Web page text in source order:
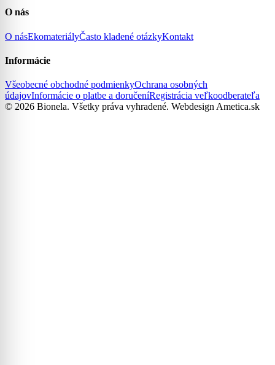
O nás
O násEkomateriályČasto kladené otázkyKontakt
Informácie
Všeobecné obchodné podmienkyOchrana osobných
údajovInformácie o platbe a doručeníRegistrácia veľkoodberateľa
© 2026 Bionela. Všetky práva vyhradené. Webdesign Ametica.sk